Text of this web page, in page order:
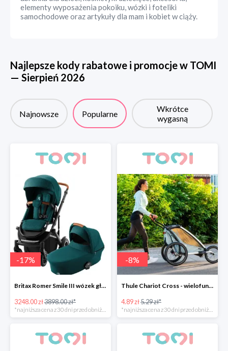
elementy wyposażenia pokoiku, wózki i foteliki
samochodowe oraz artykuły dla mam i kobiet w ciąży.
Najlepsze kody rabatowe i promocje w TOMI
— Sierpień 2026
Najnowsze Popularne
Wkrótce
wygasną
-17%
Britax Romer Smile III wózek głęboko-spacerowy
3248.00 zł3898.00 zł*
*najniższa cena z 30 dni przed obniżką
-8%
Thule Chariot Cross - wielofunkcyjna przyczepka sportowa
4.89 zł5.29 zł*
*najniższa cena z 30 dni przed obniżką